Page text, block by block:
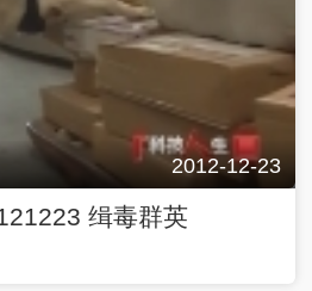
2012-12-23
缉毒群英